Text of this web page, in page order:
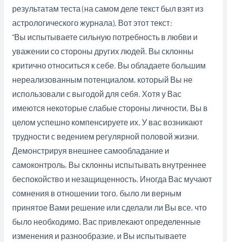
результатам теста (на самом деле текст был взят из
астрологического журнала). Вот этот текст:
“Вы испытываете сильную потребность в любви и
уважении со стороны других людей. Вы склонны
критично относиться к себе. Вы обладаете большим
нереализованным потенциалом, который Вы не
использовали с выгодой для себя. Хотя у Вас
имеются некоторые слабые стороны личности, Вы в
целом успешно компенсируете их. У вас возникают
трудности с ведением регулярной половой жизни.
Демонстрируя внешнее самообладание и
самоконтроль, Вы склонны испытывать внутреннее
беспокойство и незащищенность. Иногда Вас мучают
сомнения в отношении того, было ли верным
принятое Вами решение или сделали ли Вы все, что
было необходимо. Вас привлекают определенные
изменения и разнообразие, и Вы испытываете